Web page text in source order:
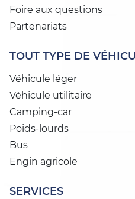
Foire aux questions
Partenariats
TOUT TYPE DE
Véhicule léger
Véhicule utilitaire
Camping-car
Poids-lourds
Bus
Engin agricole
SERVICES